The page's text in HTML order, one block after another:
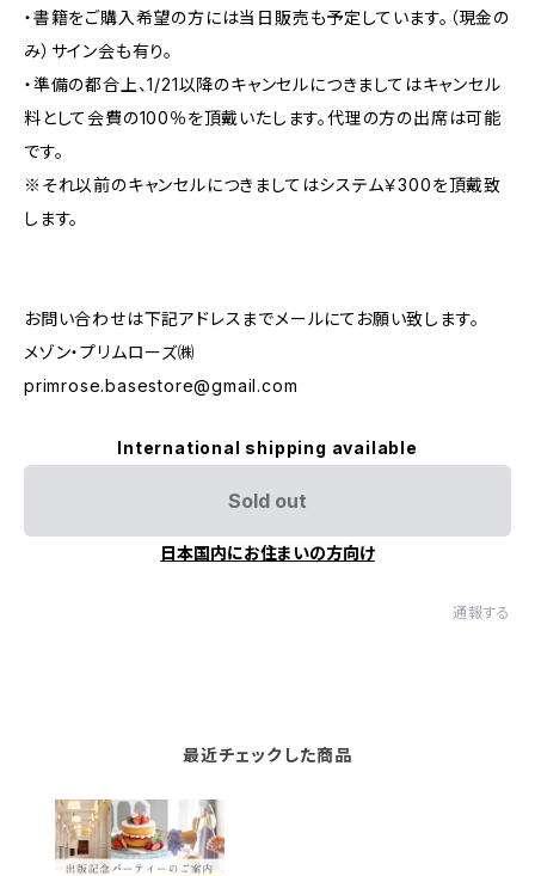
・書籍をご購入希望の方には当日販売も予定しています。（現金の
み）サイン会も有り。
・準備の都合上、1/21以降のキャンセルにつきましてはキャンセル
料として会費の100％を頂戴いたします。代理の方の出席は可能
です。
※それ以前のキャンセルにつきましてはシステム￥300を頂戴致
します。
お問い合わせは下記アドレスまでメールにてお願い致します。
メゾン・プリムローズ㈱
primrose.basestore@gmail.com
International shipping available
Sold out
日本国内にお住まいの方向け
通報する
最近チェックした商品